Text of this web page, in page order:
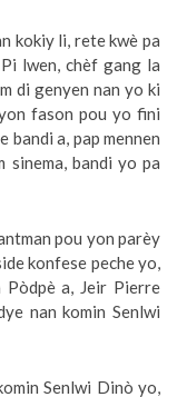
kokiy li, rete kwè pa
lwen, chèf gang la
di genyen nan yo ki
fason pou yo fini
a, pap mennen
bandi yo pa
pou yon parèy
konfese peche yo,
Pòdpè a, Jeir Pierre
nan komin Senlwi
Senlwi Dinò yo,